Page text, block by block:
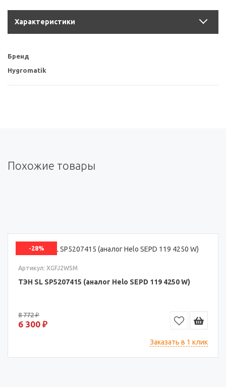
Характеристики
Бренд
Hygromatik
Похожие товары
-28%
Артикул: XGFJ2WSM
ТЭН SL SP5207415 (аналог Helo SEPD 119 4250 W)
8 772 ₽
6 300 ₽
Заказать в 1 клик